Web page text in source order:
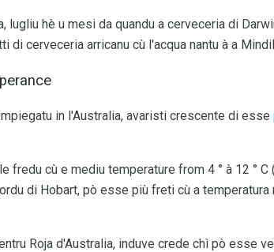
lugliu hè u mesi da quandu a cerveceria di
di cerveceria arricanu cù l'acqua nantu à a
in l'Australia, avaristi crescente di esse
fredu cù e mediu temperature from 4 ° à 12 °
di Hobart, pò esse più freti cù a temperatura
Roja d'Australia, induve crede chì pò esse